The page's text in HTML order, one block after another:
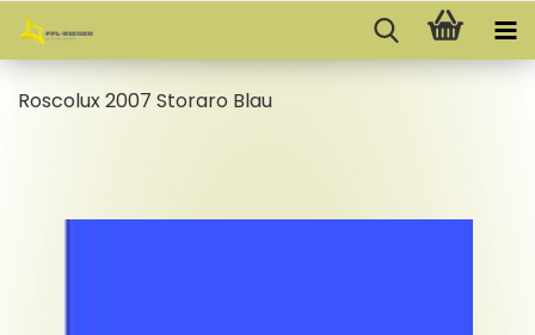
Ros­co­lux 2007 Stor­a­ro Blau